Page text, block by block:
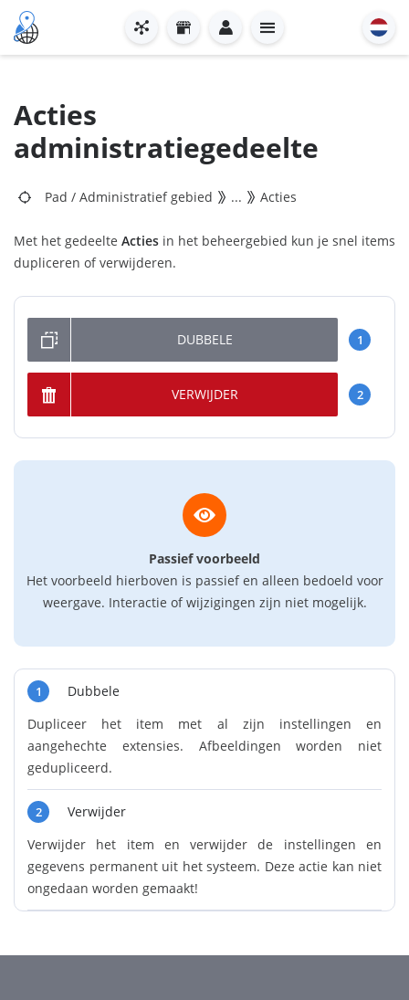
Acties
administratiegedeelte
Pad / Administratief gebied ... Acties
Met het gedeelte Acties in het beheergebied kun je snel items
dupliceren of verwijderen.
DUBBELE 1
VERWIJDER 2
Passief voorbeeld
Het voorbeeld hierboven is passief en alleen bedoeld voor
weergave. Interactie of wijzigingen zijn niet mogelijk.
1
Dubbele
Dupliceer het item met al zijn instellingen en
aangehechte extensies. Afbeeldingen worden niet
gedupliceerd.
2
Verwijder
Verwijder het item en verwijder de instellingen en
gegevens permanent uit het systeem. Deze actie kan niet
ongedaan worden gemaakt!